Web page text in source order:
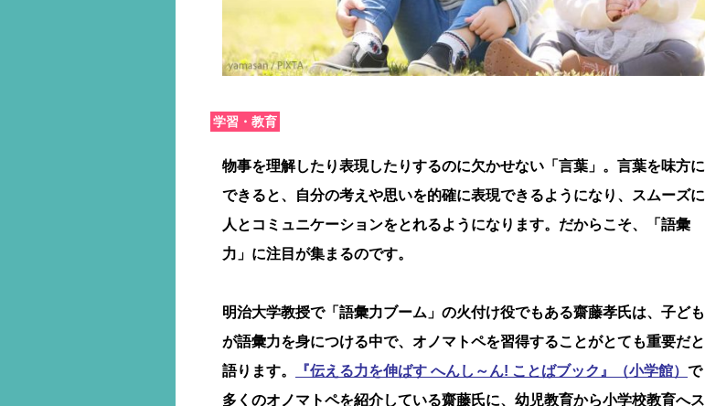
学習・教育
物事を理解したり表現したりするのに欠かせない「言葉」。言葉を味方に
できると、自分の考えや思いを的確に表現できるようになり、スムーズに
人とコミュニケーションをとれるようになります。だからこそ、「語彙
力」に注目が集まるのです。
明治大学教授で「語彙力ブーム」の火付け役でもある齋藤孝氏は、子ども
が語彙力を身につける中で、オノマトペを習得することがとても重要だと
語ります。
『伝える力を伸ばす へんし～ん! ことばブック』（小学館） で
多くのオノマトペを紹介している齋藤氏に、幼児教育から小学校教育へス